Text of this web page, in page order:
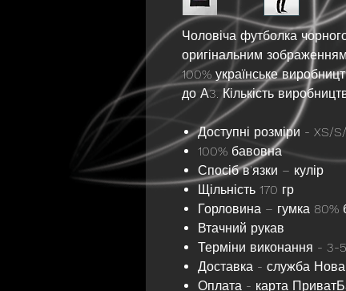
Чоловіча футболка
оригінальним
100% українське
до А3. Кількість
Доступні розміри - XS/
100% бавовна
Спосіб в'язки – кулір
Щільність 170 гр
Горловина – гумка 80%
Втачний рукав
Терміни виконання - 3-
Доставка - служба
Оплата - карта